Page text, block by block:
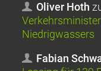
Oliver Hoth
Niedrigwassers
Fabian